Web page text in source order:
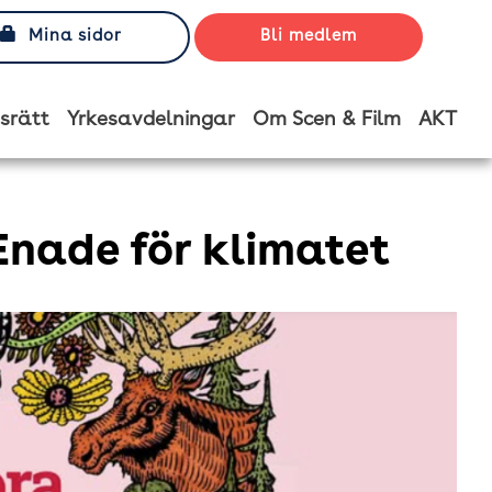
Mina sidor Bli medlem
Yrkesavdelningar Om Scen & Film AKT
för klimatet